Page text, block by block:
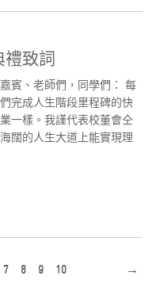
致詞
賓、老師們，同學們： 每
完成人生階段里程碑的快
一樣。我謹代表校董會仝
闊的人生大道上能實現理
7 8 9 10 →